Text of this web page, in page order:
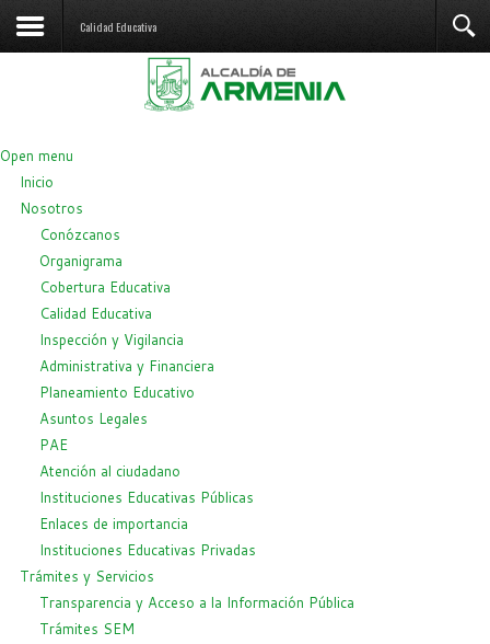
Calidad Educativa
Open menu
Inicio
Nosotros
Conózcanos
Organigrama
Cobertura Educativa
Calidad Educativa
Inspección y Vigilancia
Administrativa y Financiera
Planeamiento Educativo
Asuntos Legales
PAE
Atención al ciudadano
Instituciones Educativas Públicas
Enlaces de importancia
Instituciones Educativas Privadas
Trámites y Servicios
Transparencia y Acceso a la Información Pública
Trámites SEM